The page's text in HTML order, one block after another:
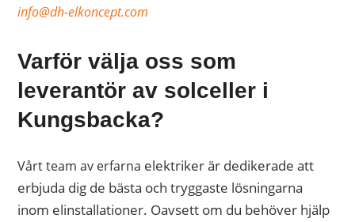
info@dh-elkoncept.com
Varför välja oss som
leverantör av solceller i
Kungsbacka?
Vårt team av erfarna elektrikerär dedikerade att
erbjuda dig de bästa och tryggaste lösningarna
inom elinstallationer. Oavsett om du behöver hjälp